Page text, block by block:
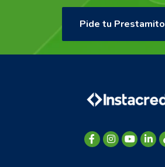
Pide tu Prestamito